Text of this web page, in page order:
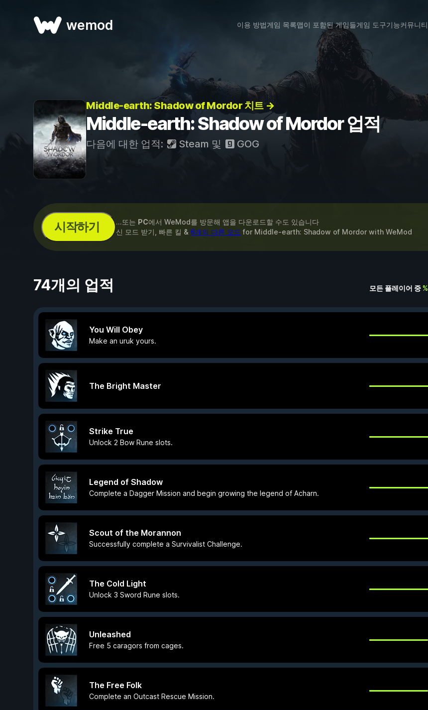
wemod 이용 방법게임 목록맵이 포함된 게임들게임 도구기능커뮤니티
Middle-earth: Shadow of Mordor 치트 →
Middle-earth: Shadow of Mordor 업적
다음에 대한 업적: Steam 및 GOG
시작하기 ...또는 PC에서 WeMod를 방문해 앱을 다운로드할 수도 있습니다
신 모드 받기, 빠른 킬 & 6개의 다른 모드 for Middle-earth: Shadow of Mordor with WeMod
74개의 업적 모든 플레이어 중%
You Will Obey
Make an uruk yours.
The Bright Master
Strike True
Unlock 2 Bow Rune slots.
Legend of Shadow
Complete a Dagger Mission and begin growing the legend of Acharn.
Scout of the Morannon
Successfully complete a Survivalist Challenge.
The Cold Light
Unlock 3 Sword Rune slots.
Unleashed
Free 5 caragors from cages.
The Free Folk
Complete an Outcast Rescue Mission.